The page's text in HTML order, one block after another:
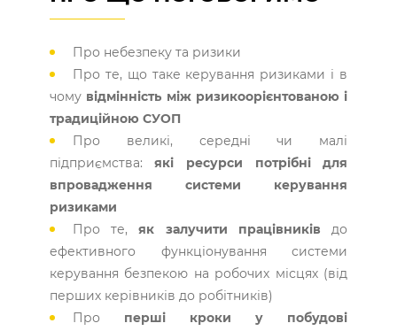
Про небезпеку та ризики
Про те, що таке керування ризиками і в
чому відмінність між ризикоорієнтованою і
традиційною СУОП
Про великі, середні чи малі
підприємства:які ресурси потрібні для
впровадження системи керування
ризиками
Про те,як залучити працівниківдо
ефективного функціонування системи
керування безпекою на робочих місцях (від
перших керівників до робітників)
Про перші кроки у побудові